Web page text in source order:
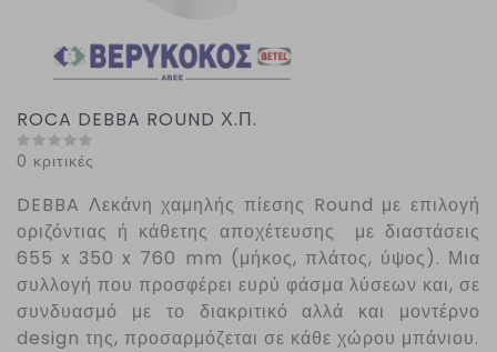
ROCA DEBBA ROUND Χ.Π.
0 κριτικές
DEBBA Λεκάνη χαμηλής πίεσης Round με επιλογή
οριζόντιας ή κάθετης αποχέτευσης με διαστάσεις
655 x 350 x 760 mm (μήκος, πλάτος, ύψος). Μια
συλλογή που προσφέρει ευρύ φάσμα λύσεων και, σε
συνδυασμό με το διακριτικό αλλά και μοντέρνο
design της, προσαρμόζεται σε κάθε χώρου μπάνιου.